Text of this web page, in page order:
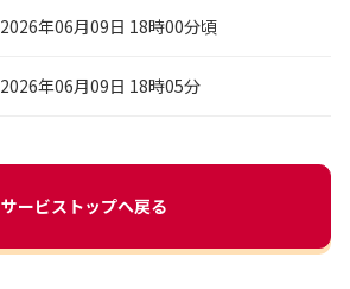
2026年06月09日 18時00分頃
2026年06月09日 18時05分
サービストップへ戻る